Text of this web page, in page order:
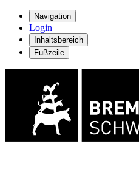
Navigation
Login
Inhaltsbereich
Fußzeile